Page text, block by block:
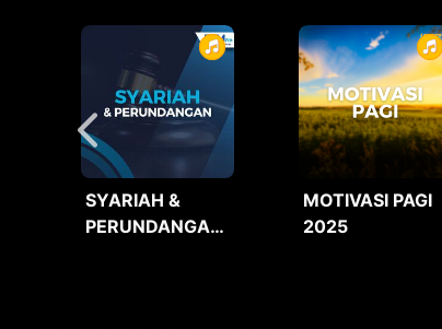
SYARIAH &
PERUNDANGAN
MOTIVASI PAGI
2025